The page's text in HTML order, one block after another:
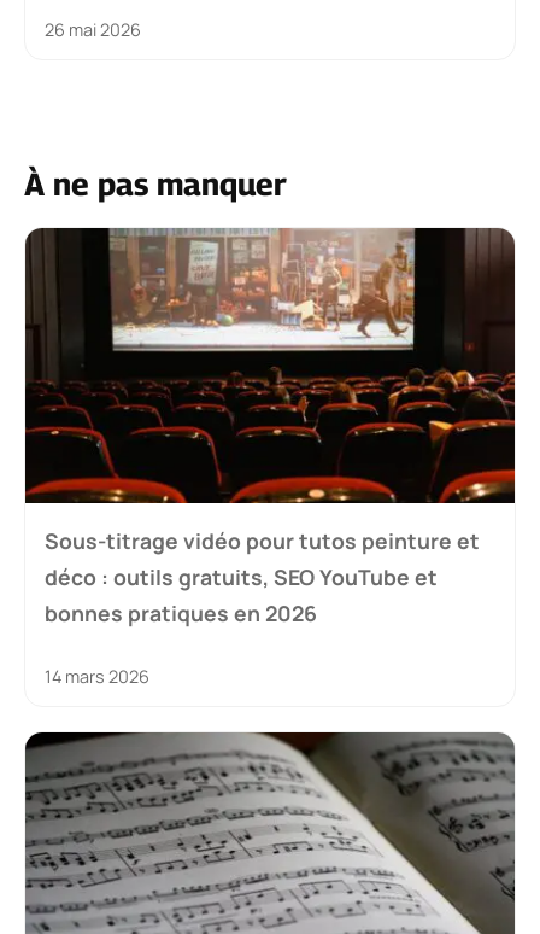
26 mai 2026
À ne pas manquer
Sous-titrage vidéo pour tutos peinture et
déco : outils gratuits, SEO YouTube et
bonnes pratiques en 2026
14 mars 2026